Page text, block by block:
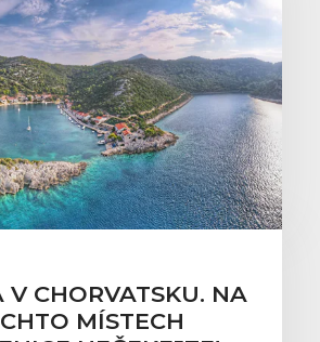
V CHORVATSKU. NA
MÍSTECH